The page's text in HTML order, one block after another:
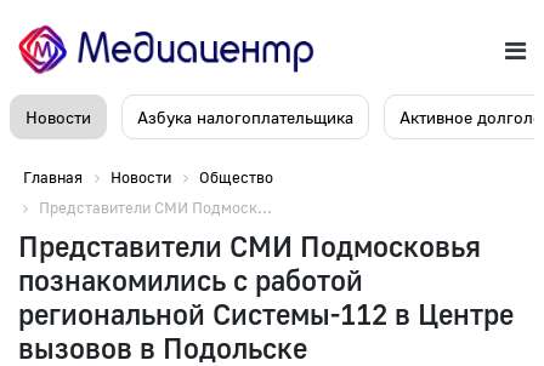
Новости Азбука налогоплательщика Активное
Главная Новости
Общество
Представители СМИ Подмоск...
Представители СМИ Подмосковья
познакомились с работой
региональной Системы-112 в Центре
вызовов в Подольске